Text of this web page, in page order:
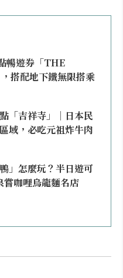
暢遊券「THE
搭配地下鐵無限搭乘
「吉祥寺」｜日本民
域，必吃元祖炸牛肉
」怎麼玩？半日遊可
嘗咖哩烏龍麵名店